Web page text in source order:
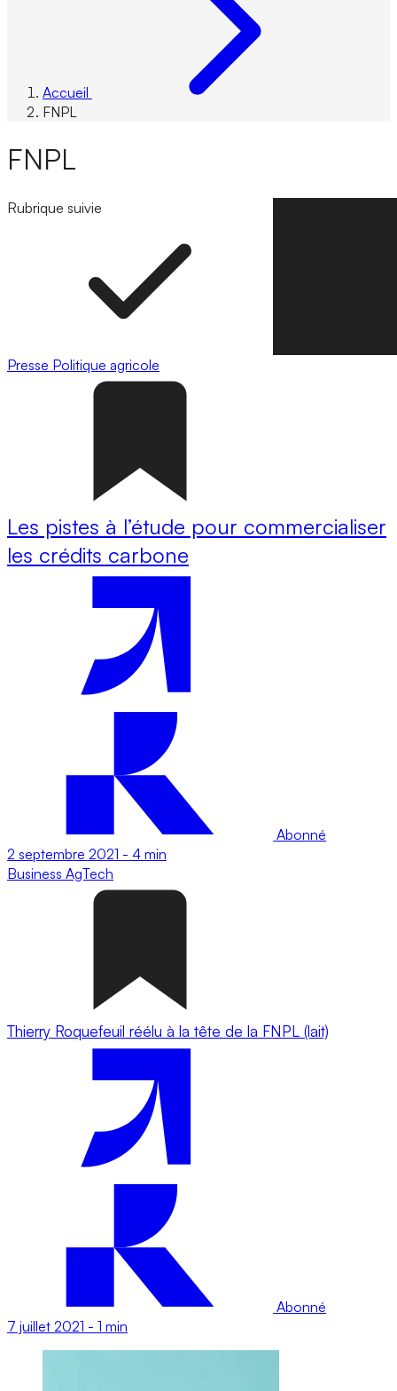
Accueil
FNPL
FNPL
Rubrique suivie
Presse Politique agricole
Les pistes à l’étude pour commercialiser
les crédits carbone
Abonné
2 septembre 2021 - 4 min
Business AgTech
Thierry Roquefeuil réélu à la tête de la FNPL (lait)
Abonné
7 juillet 2021 - 1 min